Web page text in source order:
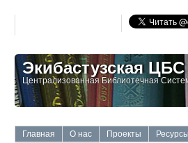
Экибастузская ЦБС
Централизованная Библиотечная
Главная О нас Проекты